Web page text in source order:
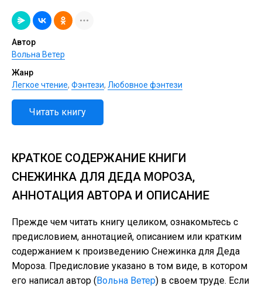
Автор
Вольна Ветер
Жанр
Легкое чтение, Фэнтези, Любовное фэнтези
Читать книгу
КРАТКОЕ СОДЕРЖАНИЕ КНИГИ
СНЕЖИНКА ДЛЯ ДЕДА МОРОЗА,
АННОТАЦИЯ АВТОРА И ОПИСАНИЕ
Прежде чем читать книгу целиком, ознакомьтесь с
предисловием, аннотацией, описанием или кратким
содержанием к произведению Снежинка для Деда
Мороза. Предисловие указано в том виде, в котором
его написал автор (Вольна Ветер) в своем труде. Если